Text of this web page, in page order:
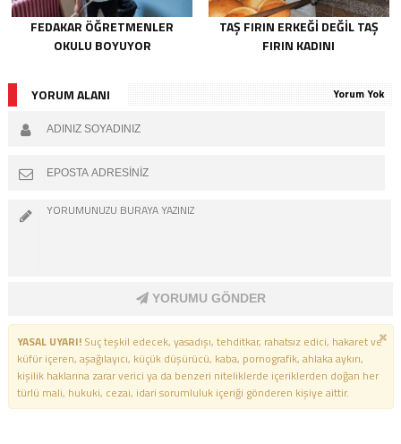
FEDAKAR ÖĞRETMENLER
OKULU BOYUYOR
TAŞ FIRIN ERKEĞI DEĞIL TAŞ
FIRIN KADINI
YORUM ALANI Yorum Yok
YORUMU GÖNDER
YASAL UYARI!Suç teşkil edecek, yasadışı, tehditkar, rahatsız edici, hakaret ve
küfür içeren, aşağılayıcı, küçük düşürücü, kaba, pornografik, ahlaka aykırı,
kişilik haklarına zarar verici ya da benzeri niteliklerde içeriklerden doğan her
türlü mali, hukuki, cezai, idari sorumluluk içeriği gönderen kişiye aittir.